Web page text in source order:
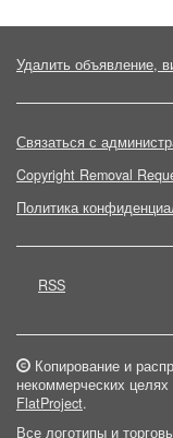
Удалить объявление,
Связаться с
Copyright Removal
Политика
RSS
Копирование и
некоммерческих
FlatProject.
Все логотипы и